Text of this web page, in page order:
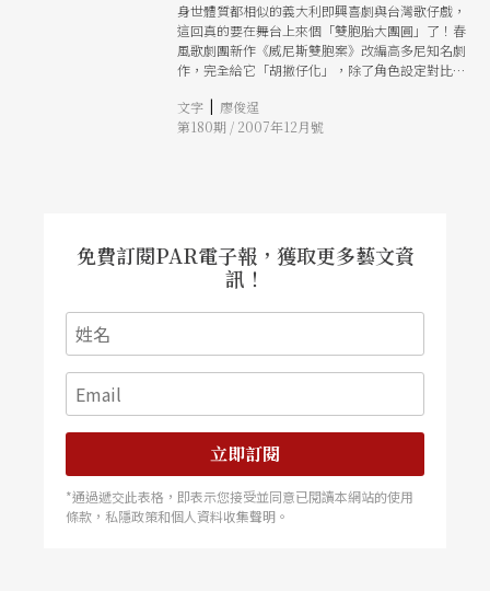
身世體質都相似的義大利即興喜劇與台灣歌仔戲，
這回真的要在舞台上來個「雙胞胎大團圓」了！春
風歌劇團新作《威尼斯雙胞案》改編高多尼知名劇
作，完全給它「胡撇仔化」，除了角色設定對比強
新胡撇仔戲的自由奔放。
文字 | 廖俊逞
第180期 / 2007年12月號
免費訂閱PAR電子報，獲取更多藝文資
訊！
立即訂閱
*通過遞交此表格，即表示您接受並同意已閱讀本網站的使用
條款，私隱政策和個人資料收集聲明。